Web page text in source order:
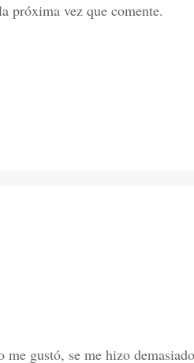
próxima vez que comente.
gustó, se me hizo